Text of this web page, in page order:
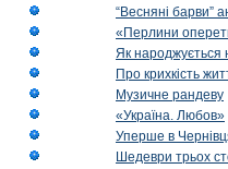
“Весняні барви”
«Перлини
Як народжується
Про крихкість
Музичне рандеву
«Україна. Любов»
Уперше в
Шедеври трьох